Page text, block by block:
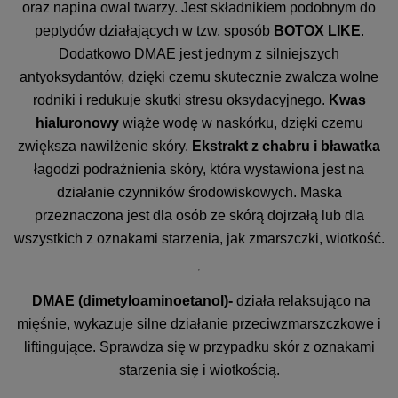
oraz napina owal twarzy. Jest składnikiem podobnym do
peptydów działających w tzw. sposób BOTOX LIKE.
Dodatkowo DMAE jest jednym z silniejszych
antyoksydantów, dzięki czemu skutecznie zwalcza wolne
rodniki i redukuje skutki stresu oksydacyjnego. Kwas
hialuronowywiąże wodę w naskórku, dzięki czemu
zwiększa nawilżenie skóry. Ekstrakt z chabru i bławatka
łagodzi podrażnienia skóry, która wystawiona jest na
działanie czynników środowiskowych. Maska
przeznaczona jest dla osób ze skórą dojrzałą lub dla
wszystkich z oznakami starzenia, jak zmarszczki, wiotkość.
DMAE (dimetyloaminoetanol)-działa relaksująco na
mięśnie, wykazuje silne działanie przeciwzmarszczkowe i
liftingujące. Sprawdza się w przypadku skór z oznakami
starzenia się i wiotkością.